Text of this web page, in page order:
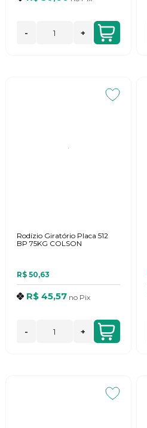
- +
Rodízio Giratório Placa 512
BP 75KG COLSON
R$ 50,63
R$ 45,57 no Pix
- +